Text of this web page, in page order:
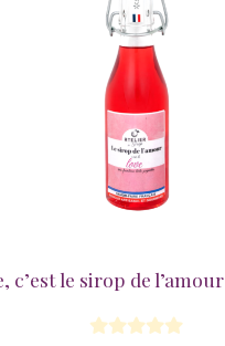
c’est le sirop de l’amour